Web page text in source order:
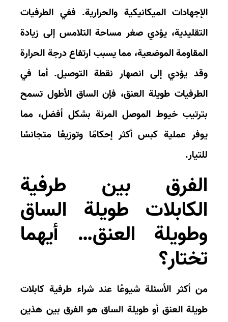
الميكانيكية والحرارية. ففي الطرفيات
يؤدي صغر مساحة التلامس إلى زيادة
الموضعية، مما يسبب ارتفاع درجة الحرارة
يؤدي إلى انصهار نقطة التوصيل. أما في
طويلة العنق، فإن الساق الأطول تسمح
خيوط الموصل المرنة بشكل أفضل، مما
عملية كبس أكثر إحكامًا وتوزيعًا متجانسًا
بين طرفية
طويلة الساق
العنق… أيهما
أكثر الأسئلة شيوعًا عندشراء طرفية كابلات
العنقأوطويلة الساق هو الفرق بين هذين